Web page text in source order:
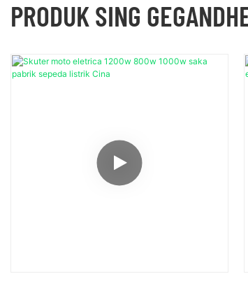
PRODUK SING